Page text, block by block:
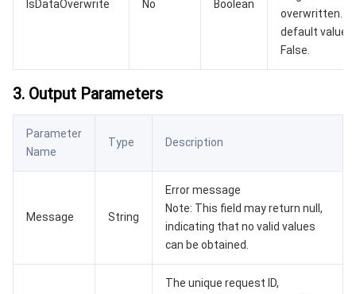
配额中心
资源中心
认证信息
政策与规范
服务计划
IsDataOverwrite No Boolean
overwritten.
default value
False.
3. Output Parameters
Parameter
Name
Type Description
Message String
Error message
Note: This field may return null,
indicating that no valid values
can be obtained.
The unique request ID,